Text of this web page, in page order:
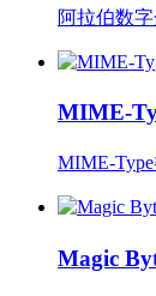
阿拉伯数
MIME-
MIME-
Magic